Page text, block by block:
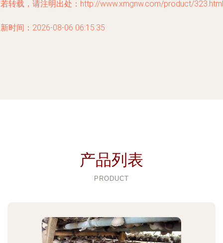
转载，请注明出处：http://www.xmgnw.com/product/323.html
时间：2026-08-06 06:15:35
产品列表
PRODUCT